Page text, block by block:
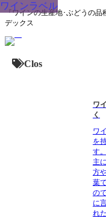
『ワインの生産地･ぶどうの品
デックス
Clos
ワインラベル
ワ
く
ワ
を
す
主
方
葉
の
に
れ